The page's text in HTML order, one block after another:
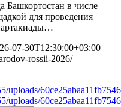
Башкортостан в числе
для проведения
07-30T12:30:00+03:00
rossii-2026/
uploads/
uploads/